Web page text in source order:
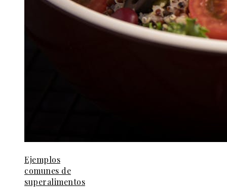
Ejemplos
comunes de
superalimentos